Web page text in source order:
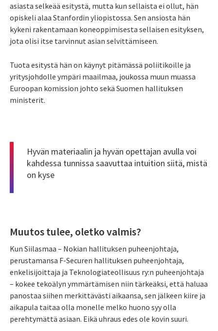
asiasta selkeää esitystä, mutta kun sellaista ei ollut, hän
opiskeli alaa Stanfordin yliopistossa. Sen ansiosta hän
kykeni rakentamaan koneoppimisesta sellaisen esityksen,
jota olisi itse tarvinnut asian selvittämiseen.
Tuota esitystä hän on käynyt pitämässä poliitikoille ja
yritysjohdolle ympäri maailmaa, joukossa muun muassa
Euroopan komission johto sekä Suomen hallituksen
ministerit.
Hyvän materiaalin ja hyvän opettajan avulla voi
kahdessa tunnissa saavuttaa intuition siitä, mistä
on kyse
Muutos tulee, oletko valmis?
Kun Siilasmaa – Nokian hallituksen puheenjohtaja,
perustamansa F-Securen hallituksen puheenjohtaja,
enkelisijoittaja ja Teknologia­teollisuus ry:n puheenjohtaja
– kokee tekoälyn ymmärtämisen niin tärkeäksi, että haluaa
panostaa siihen merkittävästi aikaansa, sen jälkeen kiire ja
aikapula taitaa olla monelle melko huono syy olla
perehtymättä asiaan. Eikä uhraus edes ole kovin suuri.